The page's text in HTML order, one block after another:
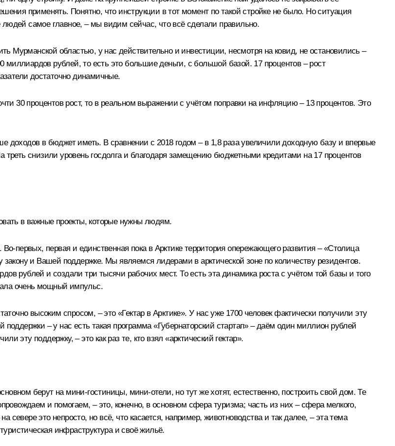
применять. Понятно, что инструкции в тот момент по такой стройке не было. Но ситуация
людей самое главное, – мы видим сейчас, что всё сделали правильно.
Мурманской областью, у нас действительно и инвестиции, несмотря на ковид, не остановились –
миллиардов рублей, то есть это большие деньги, с большой базой. 17 процентов – рост
достаточно динамичные.
30 процентов рост, то в реальном выражении с учётом поправки на инфляцию – 13 процентов. Это
доходов в бюджет иметь. В сравнении с 2018 годом – в 1,8 раза увеличили доходную базу и впервые
снизили уровень госдолга и благодаря замещению бюджетными кредитами на 17 процентов
в важные проекты, которые нужны людям.
первых, первая и единственная пока в Арктике территория опережающего развития – «Столица
и Вашей поддержке. Мы являемся лидерами в арктической зоне по количеству резидентов.
рублей и создали три тысячи рабочих мест. То есть эта динамика роста с учётом той базы и того
очень мощный импульс.
высоким спросом, – это «Гектар в Арктике». У нас уже 1700 человек фактически получили эту
– у нас есть такая программа «Губернаторский стартап» – даём один миллион рублей
эту поддержку, – это как раз те, кто взял «арктический гектар».
берут на мини-гостиницы, мини-отели, но тут же хотят, естественно, построить свой дом. Те
и помогаем, – это, конечно, в основном сфера туризма; часть из них – сфера мелкого,
севере это непросто, но всё, что касается, например, животноводства и так далее, – эта тема
инфраструктура и своё жильё.